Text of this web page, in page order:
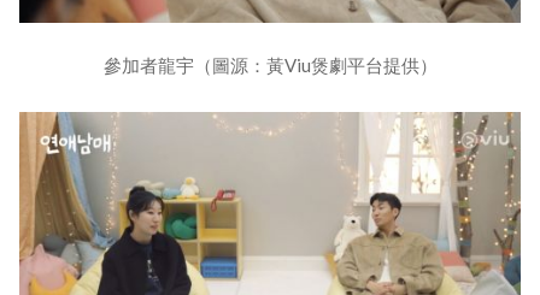
參加者龍宇（圖源：黃Viu煲劇平台提供）